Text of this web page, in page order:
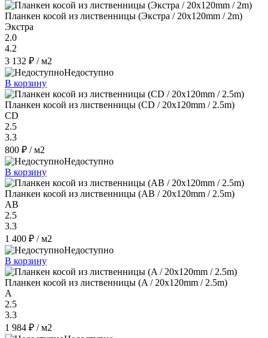
Планкен косой из лиственницы (Экстра / 20x120mm / 2m)
Экстра
2.0
4.2
3 132 ₽ / м2
Недоступно
В корзину
Планкен косой из лиственницы (CD / 20x120mm / 2.5m)
CD
2.5
3.3
800 ₽ / м2
Недоступно
В корзину
Планкен косой из лиственницы (AB / 20x120mm / 2.5m)
AB
2.5
3.3
1 400 ₽ / м2
Недоступно
В корзину
Планкен косой из лиственницы (A / 20x120mm / 2.5m)
A
2.5
3.3
1 984 ₽ / м2